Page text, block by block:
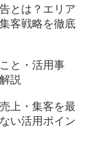
とは？エリア
客戦略を徹底
と・活用事
説
上・集客を最
い活用ポイン